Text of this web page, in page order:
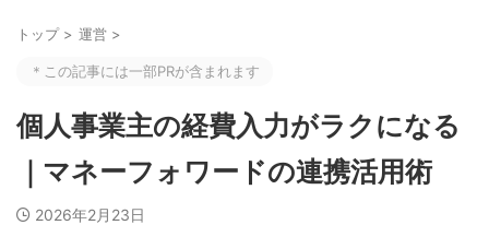
トップ > 運営 >
＊この記事には一部PRが含まれます
個人事業主の経費入力がラクになる
｜マネーフォワードの連携活用術
2026年2月23日